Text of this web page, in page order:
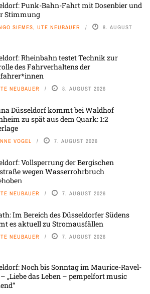
Punk-Bahn-Fahrt mit Dosenbier und
Stimmung
SIEMES, UTE NEUBAUER 8. AUGUST
Rheinbahn testet Technik zur
des Fahrverhaltens der
NEUBAUER 8. AUGUST 2026
Düsseldorf kommt bei Waldhof
zu spät aus dem Quark: 1:2
VOGEL 7. AUGUST 2026
Vollsperrung der Bergischen
wegen Wasserrohrbruch
NEUBAUER 7. AUGUST 2026
Im Bereich des Düsseldorfer Südens
es aktuell zu Stromausfällen
NEUBAUER 7. AUGUST 2026
Noch bis Sonntag im Maurice-Ravel-
„Liebe das Leben – pempelfort music